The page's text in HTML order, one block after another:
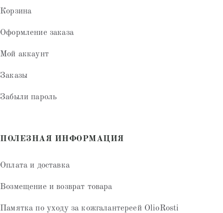
Корзина
Оформление заказа
Мой аккаунт
Заказы
Забыли пароль
ПОЛЕЗНАЯ ИНФОРМАЦИЯ
Оплата и доставка
Возмещение и возврат товара
Памятка по уходу за кожгалантереей OlioRosti